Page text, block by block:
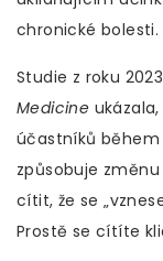
chronické bolesti.
Studie z roku
Medicine
účastníků během
způsobuje
cítit, že se
Prostě se cítíte